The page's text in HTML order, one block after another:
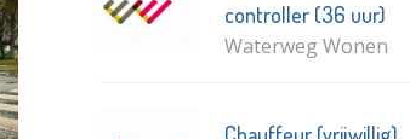
controller (36 uur)
Waterweg Wonen